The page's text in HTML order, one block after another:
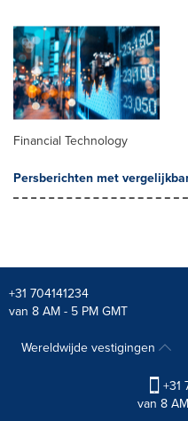
Financial Technology
Persberichten met
+31 704141234
van 8 AM - 5 PM GMT
Wereldwijde vestigingen
+31
van 8